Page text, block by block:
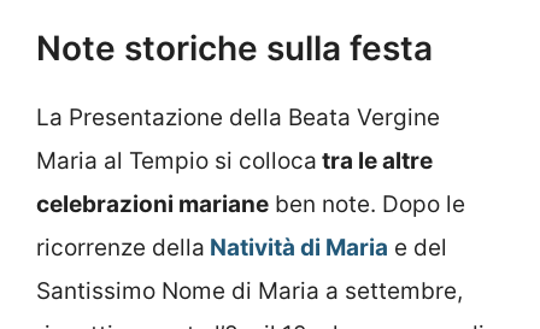
Note storiche sulla festa
La Presentazione della Beata Vergine
Maria al Tempio si colloca tra le altre
celebrazioni mariane ben note. Dopo le
ricorrenze della Natività di Maria e del
Santissimo Nome di Maria a settembre,